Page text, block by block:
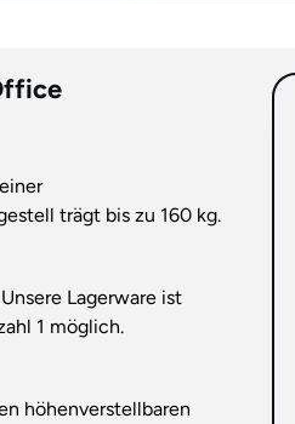
trägt bis zu 160 kg.
Lagerware ist
1 möglich.
höhenverstellbaren